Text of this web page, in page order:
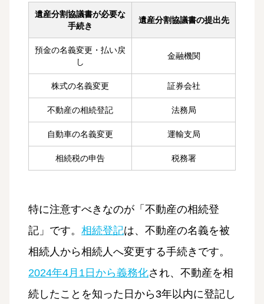
遺産分割協議書が必要な
手続き
遺産分割協議書の提出先
預金の名義変更・払い戻
し
金融機関
株式の名義変更 証券会社
不動産の相続登記 法務局
自動車の名義変更 運輸支局
相続税の申告 税務署
特に注意すべきなのが「不動産の相続登
記」です。 相続登記は、不動産の名義を被
相続人から相続人へ変更する手続きです。
2024年4月1日から義務化され、不動産を相
続したことを知った日から3年以内に登記し